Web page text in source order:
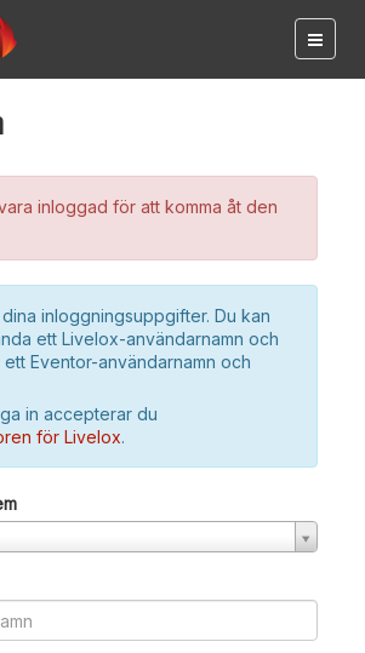
inloggad för att komma åt den
inloggningsuppgifter. Du kan
ett Livelox-användarnamn och
Eventor-användarnamn och
in accepterar du
för Livelox.